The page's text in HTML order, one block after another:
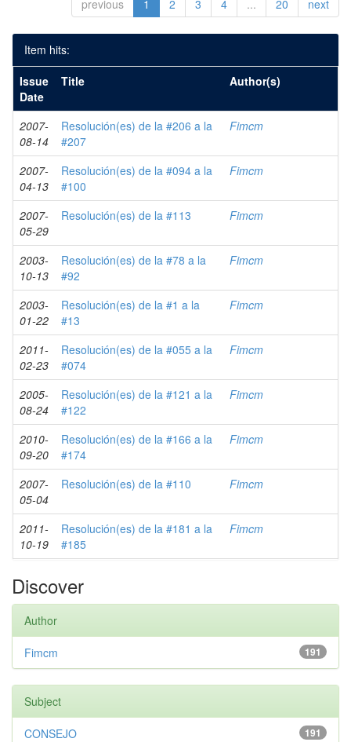
previous 1 2 3 4 ... 20 next
Item hits:
Issue
Date
Title Author(s)
2007-
08-14
Resolución(es) de la #206 a la
#207
Fimcm
2007-
04-13
Resolución(es) de la #094 a la
#100
Fimcm
2007-
05-29
Resolución(es) de la #113 Fimcm
2003-
10-13
Resolución(es) de la #78 a la
#92
Fimcm
2003-
01-22
Resolución(es) de la #1 a la
#13
Fimcm
2011-
02-23
Resolución(es) de la #055 a la
#074
Fimcm
2005-
08-24
Resolución(es) de la #121 a la
#122
Fimcm
2010-
09-20
Resolución(es) de la #166 a la
#174
Fimcm
2007-
05-04
Resolución(es) de la #110 Fimcm
2011-
10-19
Resolución(es) de la #181 a la
#185
Fimcm
Discover
Author
191
Fimcm
Subject
191
CONSEJO